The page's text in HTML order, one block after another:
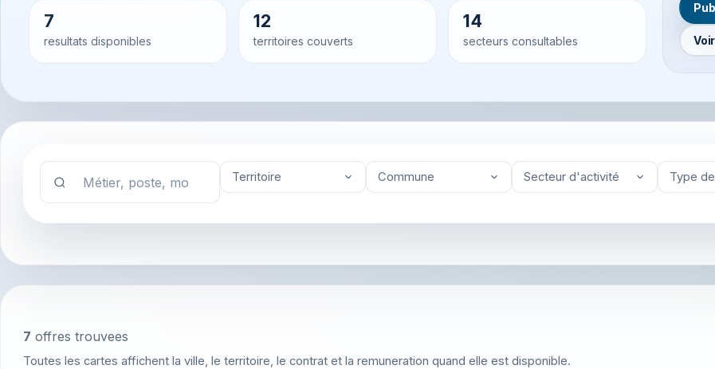
7
resultats disponibles
12
territoires couverts
14
secteurs consultables
Territoire Commune Secteur d'activité Type
7 offres trouvees
Toutes les cartes affichent la ville, le territoire, le contrat et la remuneration quand elle est disponible.